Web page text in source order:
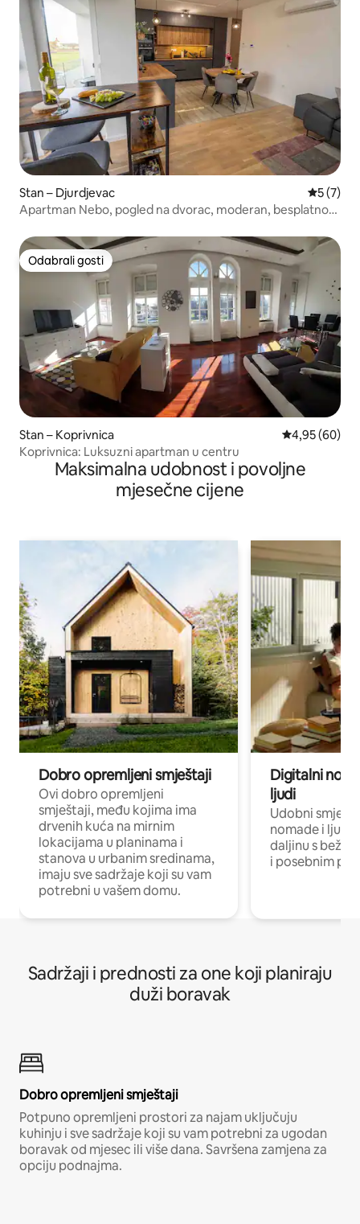
Stan – Djurdjevac
5 (7)
Apartman Nebo, pogled na dvorac, moderan, besplatno
Odabrali gosti
Odabrali gosti
Stan – Koprivnica Prosječna
4,95 (60)
Koprivnica: Luksuzni apartman u centru
Maksimalna udobnost i povoljne
mjesečne cijene
Dobro opremljeni smještaji
Ovi dobro opremljeni
smještaji, među kojima ima
drvenih kuća na mirnim
lokacijama u planinama i
stanova u urbanim sredinama,
imaju sve sadržaje koji su vam
potrebni u vašem domu.
Digitalni
ljudi
Udobni
nomade i ljude
daljinu s
i posebnim
Sadržaji i prednosti za one koji planiraju
duži boravak
Dobro opremljeni smještaji
Potpuno opremljeni prostori za najam uključuju
kuhinju i sve sadržaje koji su vam potrebni za ugodan
boravak od mjesec ili više dana. Savršena zamjena za
opciju podnajma.